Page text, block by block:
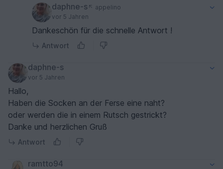
daphne-s
appelino
vor 5 Jahren
Dankeschön für die schnelle Antwort !
Antwort
daphne-s
vor 5 Jahren
Hallo,
Haben die Socken an der Ferse eine naht?
oder werden die in einem Rutsch gestrickt?
Danke und herzlichen Gruß
Antwort
ramtto94